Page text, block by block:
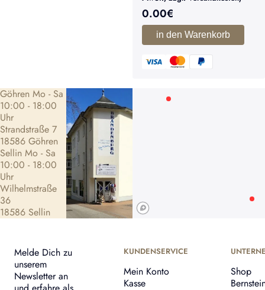
0.00€
in den Warenkorb
Göhren Mo - Sa
10:00 - 18:00
Uhr
Strandstraße 7
18586 Göhren
Sellin Mo - Sa
10:00 - 18:00
Uhr
Wilhelmstraße
36
18586 Sellin
Melde Dich zu
unserem
Newsletter an
KUNDENSERVICE
Mein Konto
Kasse
Shop